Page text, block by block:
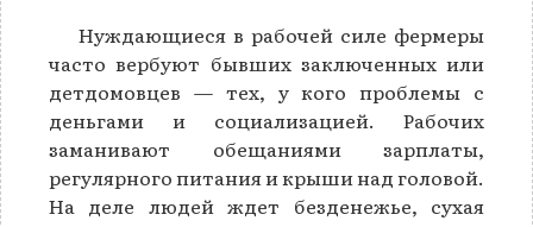
Нуждающиеся в рабочей силе фермеры
часто вербуют бывших заключенных или
детдомовцев — тех, у кого проблемы с
деньгами и социализацией. Рабочих
заманивают обещаниями зарплаты,
регулярного питания и крыши над головой.
На деле людей ждет безденежье, сухая